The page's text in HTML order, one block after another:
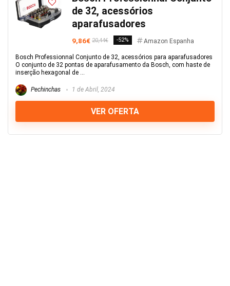
de 32, acessórios
aparafusadores
9,86€ 20,44€ -52% Amazon Espanha
Bosch Professionnal Conjunto de 32, acessórios para aparafusadores
O conjunto de 32 pontas de aparafusamento da Bosch, com haste de
inserção hexagonal de ...
Pechinchas 1 de Abril, 2024
VER OFERTA